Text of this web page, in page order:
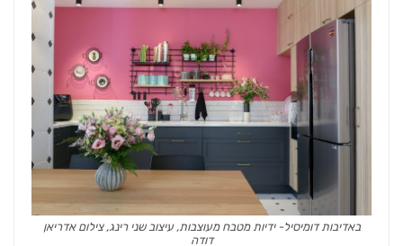
באדיבות דומיסיל- ידיות מטבח מעוצבות, עיצוב שני רינג, צילום אדריאן
דודה